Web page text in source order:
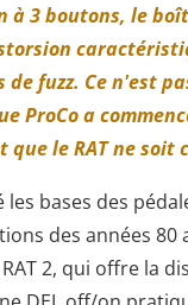
à 3 boutons, le
fuzz. Ce n'est
ProCo a
que le RAT ne soit
les bases des
des années 80
2, qui offre la